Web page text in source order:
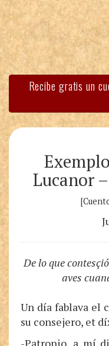
Recibe gratis un
Lucanor
De lo que
aves
Un día fablava el
su consejero, et
-Patronio, a mí